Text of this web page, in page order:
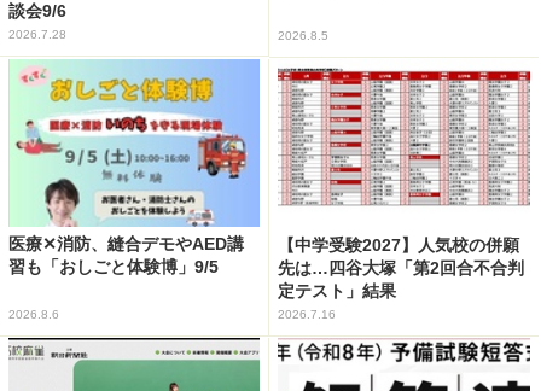
談会9/6
2026.7.28 2026.8.5
医療✕消防、縫合デモやAED講
習も「おしごと体験博」9/5
2026.8.6
【中学受験2027】人気校の併願
先は…四谷大塚「第2回合不合判
定テスト」結果
2026.7.16